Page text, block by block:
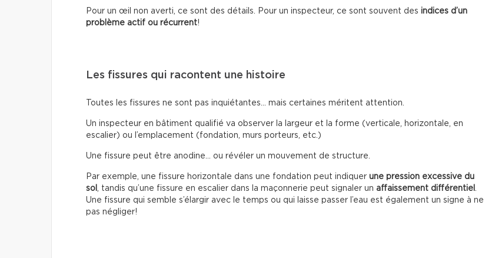
Pour un œil non averti, ce sont des détails. Pour un inspecteur, ce sont souvent des indices d’un
problème actif ou récurrent!
Les fissures qui racontent une histoire
Toutes les fissures ne sont pas inquiétantes… mais certaines méritent attention.
Un inspecteur en bâtiment qualifié va observer la largeur et la forme (verticale, horizontale, en
escalier) ou l’emplacement (fondation, murs porteurs, etc.)
Une fissure peut être anodine… ou révéler un mouvement de structure.
Par exemple, une fissure horizontale dans une fondation peut indiquer une pression excessive du
sol
, tandis qu’une fissure en escalier dans la maçonnerie peut signaler un affaissement différentiel
Une fissure qui semble s’élargir avec le temps ou qui laisse passer l’eau est également un signe à ne
pas négliger!